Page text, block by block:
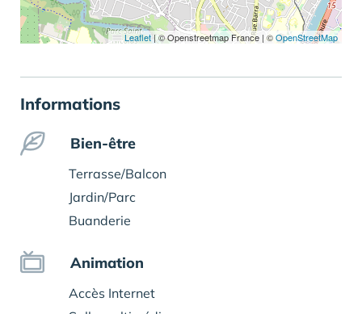
Leaflet|© Openstreetmap France | ©OpenStreetMap
Informations
Bien-être
Terrasse/Balcon
Jardin/Parc
Buanderie
Animation
Accès Internet